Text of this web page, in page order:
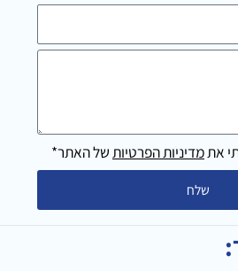
אתמדיניות הפרטיותשל האתר*
שלח